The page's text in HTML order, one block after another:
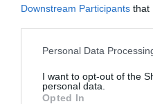
Downstream Participants that
Personal Data
I want to opt-out of the
personal data.
Opted In